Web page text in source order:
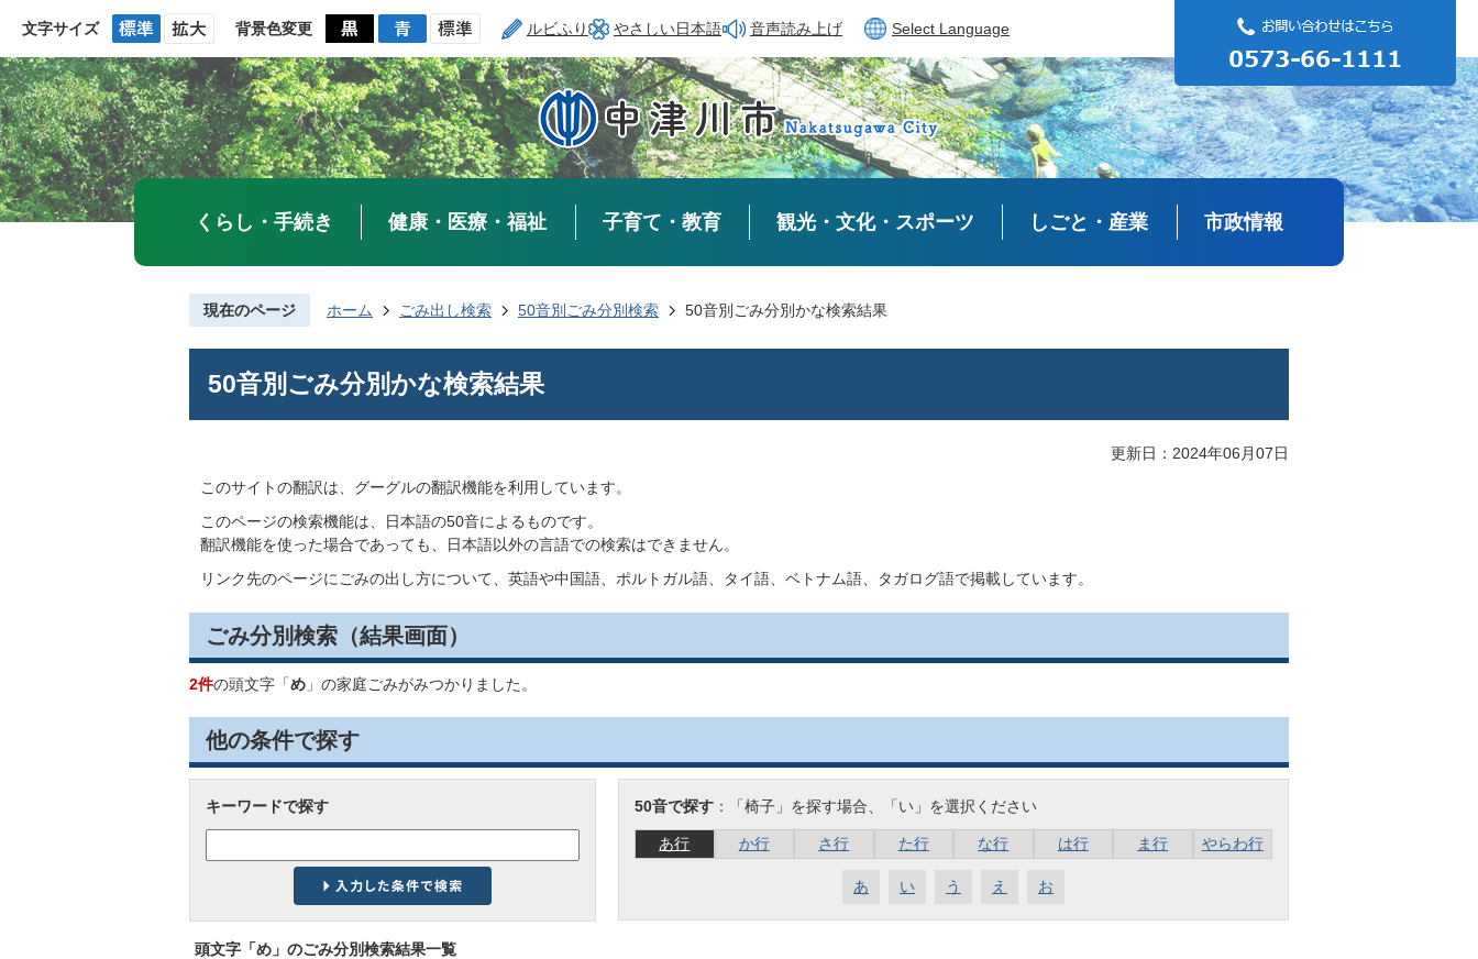
文字サイズ 背景色変更 ルビふり やさしい日本語 音声読み上げ Select Language
くらし・手続き 健康・医療・福祉 子育て・教育 観光・文化・スポーツ しごと・産業 市政情報
現在のページ ホーム ごみ出し検索 50音別ごみ分別検索 50音別ごみ分別かな検索結果
50音別ごみ分別かな検索結果
更新日：2024年06月07日
このサイトの翻訳は、グーグルの翻訳機能を利用しています。
このページの検索機能は、日本語の50音によるものです。
翻訳機能を使った場合であっても、日本語以外の言語での検索はできません。
リンク先のページにごみの出し方について、英語や中国語、ポルトガル語、タイ語、ベトナム語、タガログ語で掲載しています。
ごみ分別検索 （結果画面）
2件の頭文字「め 」の家庭ごみがみつかりました。
他の条件で探す
キーワードで探す 50音で探す ：「椅子」を探す場合、「い」を選択ください
あ行 か行 さ行 た行 な行 は行 ま行 やらわ行
あ い う え お
頭文字「め 」のごみ分別検索結果一覧